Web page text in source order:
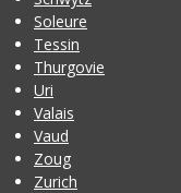
Soleure
Tessin
Thurgovie
Uri
Valais
Vaud
Zoug
Zurich